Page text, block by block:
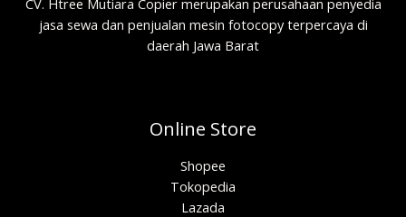
jasa sewa dan penjualan mesin fotocopy terpercaya di
daerah Jawa Barat
Online Store
Shopee
Tokopedia
Lazada